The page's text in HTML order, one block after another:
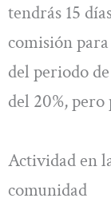
tendrás 15
comisión
del periodo
del 20%,
Actividad en
comunidad